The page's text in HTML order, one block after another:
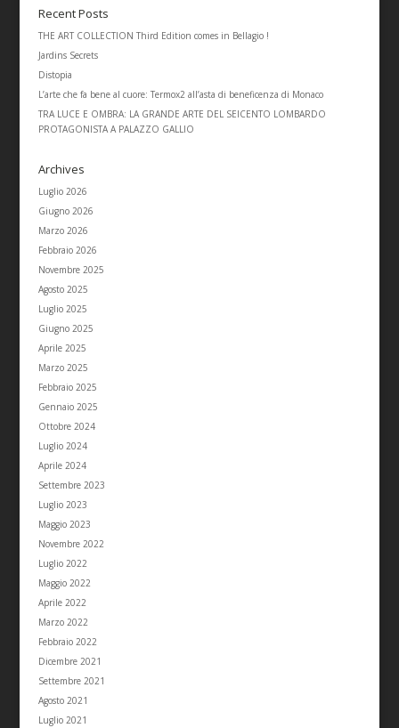
Recent Posts
THE ART COLLECTION Third Edition comes in Bellagio !
Jardins Secrets
Distopia
L’arte che fa bene al cuore: Termox2 all’asta di beneficenza di Monaco
TRA LUCE E OMBRA: LA GRANDE ARTE DEL SEICENTO LOMBARDO
PROTAGONISTA A PALAZZO GALLIO
Archives
Luglio 2026
Giugno 2026
Marzo 2026
Febbraio 2026
Novembre 2025
Agosto 2025
Luglio 2025
Giugno 2025
Aprile 2025
Marzo 2025
Febbraio 2025
Gennaio 2025
Ottobre 2024
Luglio 2024
Aprile 2024
Settembre 2023
Luglio 2023
Maggio 2023
Novembre 2022
Luglio 2022
Maggio 2022
Aprile 2022
Marzo 2022
Febbraio 2022
Dicembre 2021
Settembre 2021
Agosto 2021
Luglio 2021